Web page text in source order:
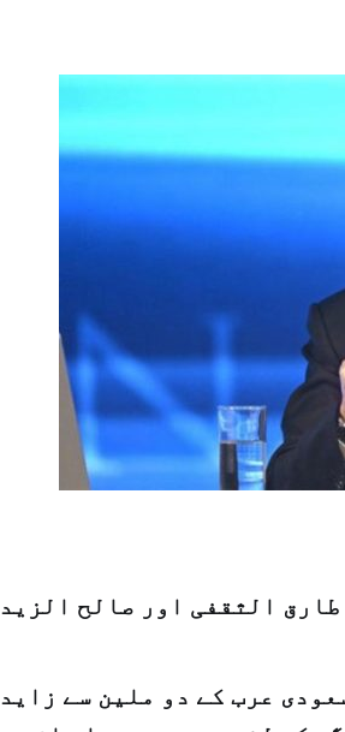
الثقفی اور صالح الزید
عرب کے دو ملین سے زاید